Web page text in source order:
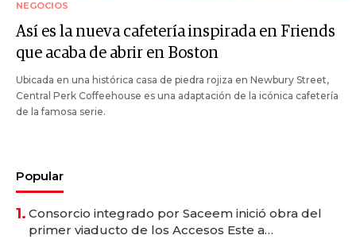
NEGOCIOS
Así es la nueva cafetería inspirada en Friends
que acaba de abrir en Boston
Ubicada en una histórica casa de piedra rojiza en Newbury Street,
Central Perk Coffeehouse es una adaptación de la icónica cafetería
de la famosa serie.
Popular
1. Consorcio integrado por Saceem inició obra del
primer viaducto de los Accesos Este a